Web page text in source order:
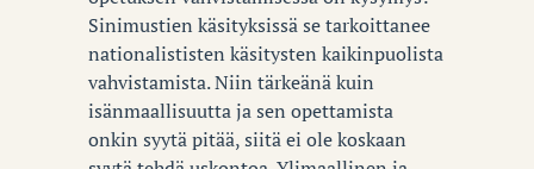
Sinimustien käsityksissä se tarkoittanee
nationalististen käsitysten kaikinpuolista
vahvistamista. Niin tärkeänä kuin
isänmaallisuutta ja sen opettamista
onkin syytä pitää, siitä ei ole koskaan